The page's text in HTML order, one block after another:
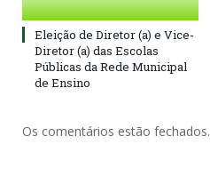
Eleição de Diretor (a) e Vice-
Diretor (a) das Escolas
Públicas da Rede Municipal
de Ensino
Os comentários estão fechados.